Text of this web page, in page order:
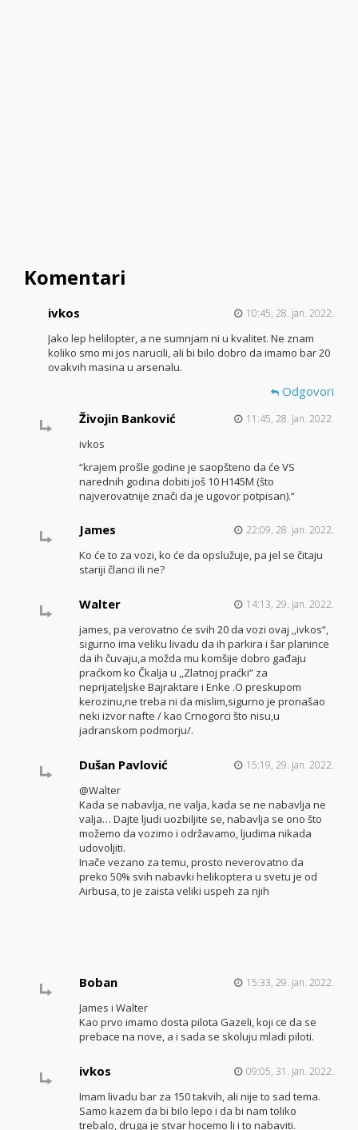
Komentari
ivkos 10:45, 28. jan. 2022.
Jako lep helilopter, a ne sumnjam ni u kvalitet. Ne znam
koliko smo mi jos narucili, ali bi bilo dobro da imamo bar 20
ovakvih masina u arsenalu.
Odgovori
Živojin Banković
11:45, 28. jan. 2022.
ivkos
“krajem prošle godine je saopšteno da će VS
narednih godina dobiti još 10 H145M (što
najverovatnije znači da je ugovor potpisan).“
James 22:09, 28. jan. 2022.
Ko će to za vozi, ko će da opslužuje, pa jel se čitaju
stariji članci ili ne?
Walter 14:13, 29. jan. 2022.
james, pa verovatno će svih 20 da vozi ovaj ,,ivkos“,
sigurno ima veliku livadu da ih parkira i šar planince
da ih čuvaju,a možda mu komšije dobro gađaju
praćkom ko Čkalja u ,,Zlatnoj praćki“ za
neprijateljske Bajraktare i Enke .O preskupom
kerozinu,ne treba ni da mislim,sigurno je pronašao
neki izvor nafte / kao Crnogorci što nisu,u
jadranskom podmorju/.
Dušan Pavlović 15:19, 29. jan. 2022.
@Walter
Kada se nabavlja, ne valja, kada se ne nabavlja ne
valja… Dajte ljudi uozbiljite se, nabavlja se ono što
možemo da vozimo i održavamo, ljudima nikada
udovoljiti.
Inače vezano za temu, prosto neverovatno da
preko 50% svih nabavki helikoptera u svetu je od
Airbusa, to je zaista veliki uspeh za njih
Boban 15:33, 29. jan. 2022.
James i Walter
Kao prvo imamo dosta pilota Gazeli, koji ce da se
prebace na nove, a i sada se skoluju mladi piloti.
ivkos 09:05, 31. jan. 2022.
Imam livadu bar za 150 takvih, ali nije to sad tema.
Samo kazem da bi bilo lepo i da bi nam toliko
trebalo, druga je stvar hocemo li i to nabaviti.